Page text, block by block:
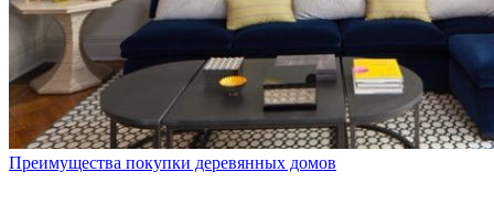
Преимущества покупки деревянных домов